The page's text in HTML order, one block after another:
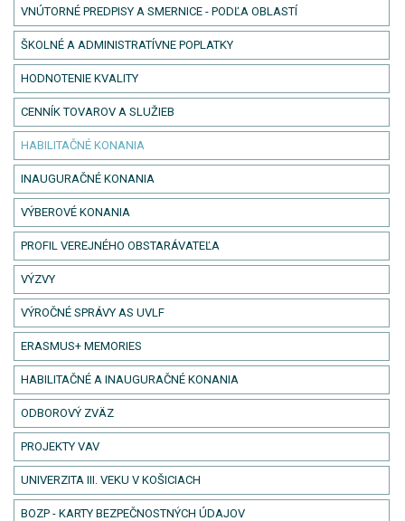
VNÚTORNÉ PREDPISY A SMERNICE - PODĽA OBLASTÍ
ŠKOLNÉ A ADMINISTRATÍVNE POPLATKY
HODNOTENIE KVALITY
CENNÍK TOVAROV A SLUŽIEB
HABILITAČNÉ KONANIA
INAUGURAČNÉ KONANIA
VÝBEROVÉ KONANIA
PROFIL VEREJNÉHO OBSTARÁVATEĽA
VÝZVY
VÝROČNÉ SPRÁVY AS UVLF
ERASMUS+ MEMORIES
HABILITAČNÉ A INAUGURAČNÉ KONANIA
ODBOROVÝ ZVÄZ
PROJEKTY VAV
UNIVERZITA III. VEKU V KOŠICIACH
BOZP - KARTY BEZPEČNOSTNÝCH ÚDAJOV